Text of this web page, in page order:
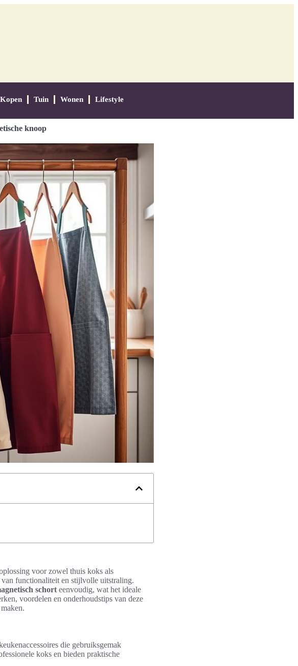
Kopen Tuin Wonen Lifestyle
knoop
voor zowel thuis koks als
functionaliteit en stijlvolle uitstraling.
schort eenvoudig, wat het ideale
voordelen en onderhoudstips van deze
die gebruiksgemak
koks en bieden praktische